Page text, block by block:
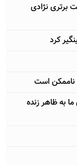
نژادی
کرد
ناممکن است
به ظاهر زنده